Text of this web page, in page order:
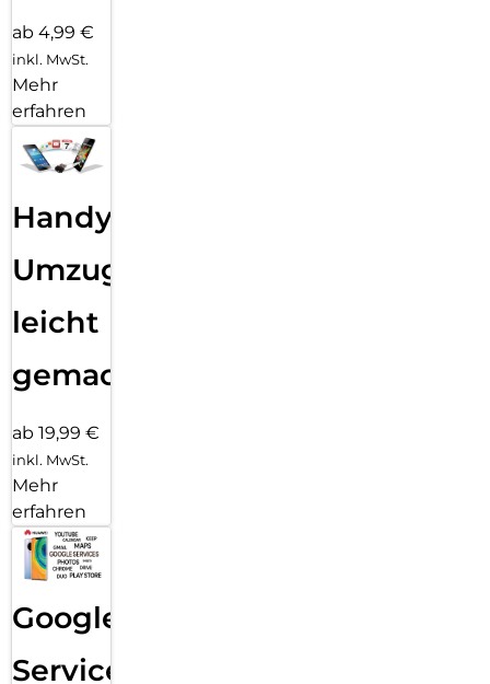
ab 4,99 €
inkl. MwSt.
Mehr
erfahren
Handy
Umzug
leicht
gemacht!
ab 19,99 €
inkl. MwSt.
Mehr
erfahren
Google
Services